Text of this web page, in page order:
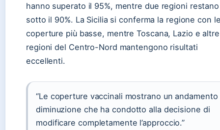
hanno superato il 95%, mentre due regioni restano
sotto il 90%. La Sicilia si conferma la regione con
coperture più basse, mentre Toscana, Lazio e altre
regioni del Centro-Nord mantengono risultati
eccellenti.
“Le coperture vaccinali mostrano un andamento
diminuzione che ha condotto alla decisione di
modificare completamente l’approccio.”